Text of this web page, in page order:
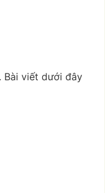
Bài viết dưới đây